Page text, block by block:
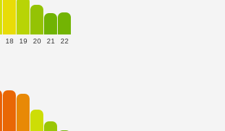
18 19 20 21 22